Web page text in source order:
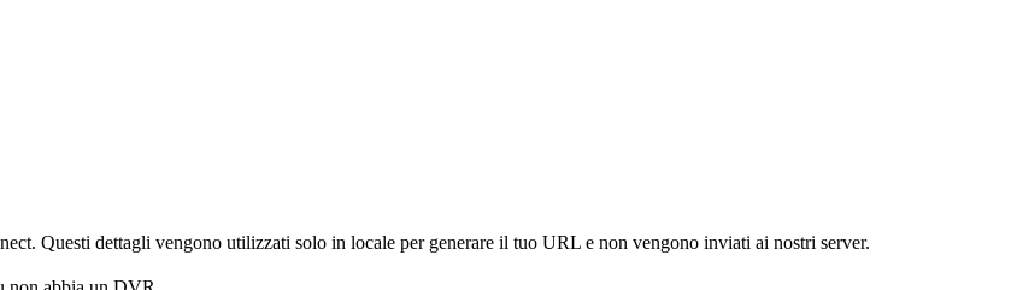
Questi dettagli vengono utilizzati solo in locale per generare il tuo URL e non vengono inviati ai nostri server.